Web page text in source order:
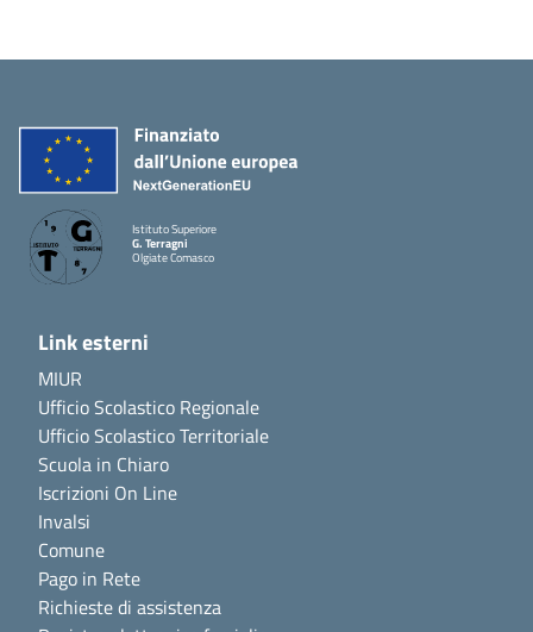
Istituto Superiore
G. Terragni
Olgiate Comasco
Link esterni
MIUR
Ufficio Scolastico Regionale
Ufficio Scolastico Territoriale
Scuola in Chiaro
Iscrizioni On Line
Invalsi
Comune
Pago in Rete
Richieste di assistenza